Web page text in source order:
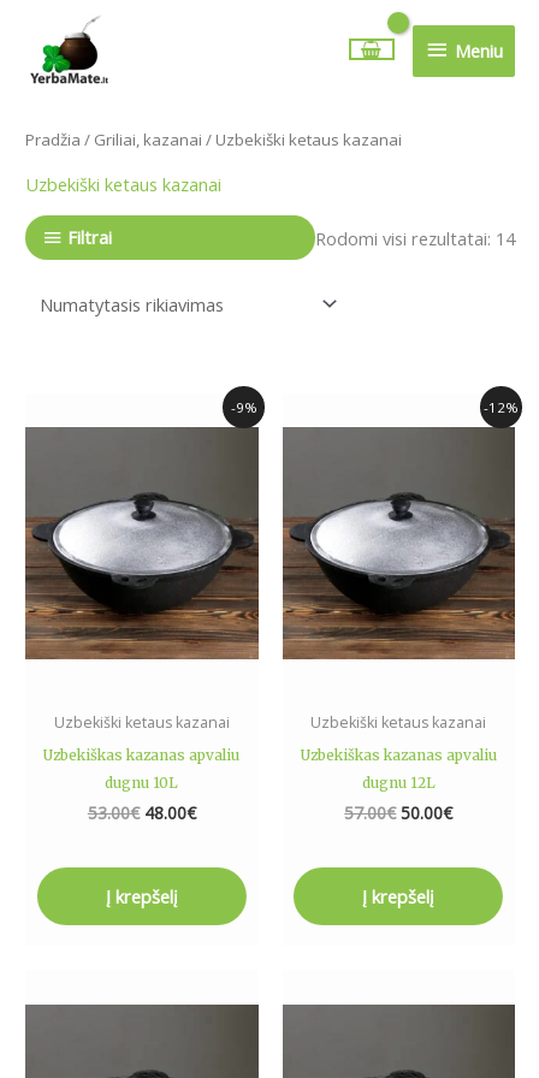
turinio
Meniu
Meniu
Pradžia / Griliai, kazanai / Uzbekiški ketaus kazanai
Uzbekiški ketaus kazanai
Filtrai Rodomi visi rezultatai: 14
-9%
Uzbekiški ketaus kazanai
Uzbekiškas kazanas apvaliu
dugnu 10L
53.00€
price
48.00€
Current
price
Į krepšelį
-12%
Uzbekiški ketaus kazanai
Uzbekiškas kazanas apvaliu
dugnu 12L
57.00€
price
50.00€
Current
price
Į krepšelį